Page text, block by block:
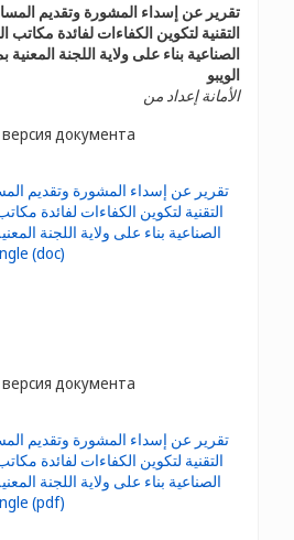
تقرير عن إسداء المشورة وتقديم
التقنية لتكوين الكفاءات لفائدة مكاتب
الصناعية بناء على ولاية اللجنة المعنية
الويبو
الأمانة إعداد من
документа
документа